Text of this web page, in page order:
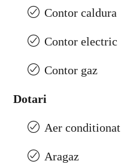
Contor caldura
Contor electric
Contor gaz
Dotari
Aer conditionat
Aragaz